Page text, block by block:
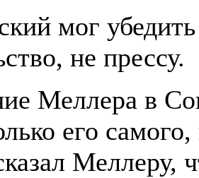
мог
не прессу.
Меллера в
его
Меллеру,